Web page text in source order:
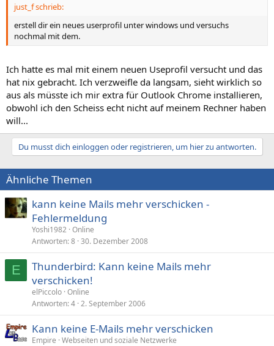
just_f schrieb:
erstell dir ein neues userprofil unter windows und versuchs
nochmal mit dem.
Ich hatte es mal mit einem neuen Useprofil versucht und das
hat nix gebracht. Ich verzweifle da langsam, sieht wirklich so
aus als müsste ich mir extra für Outlook Chrome installieren,
obwohl ich den Scheiss echt nicht auf meinem Rechner haben
will...
Du musst dich einloggen oder registrieren, um hier zu antworten.
Ähnliche Themen
kann keine Mails mehr verschicken -
Fehlermeldung
Yoshi1982 Online
Antworten 8 30. Dezember 2008
E
Thunderbird: Kann keine Mails mehr
verschicken!
elPiccolo Online
Antworten 4 2. September 2006
Kann keine E-Mails mehr verschicken
Empire Webseiten und soziale Netzwerke